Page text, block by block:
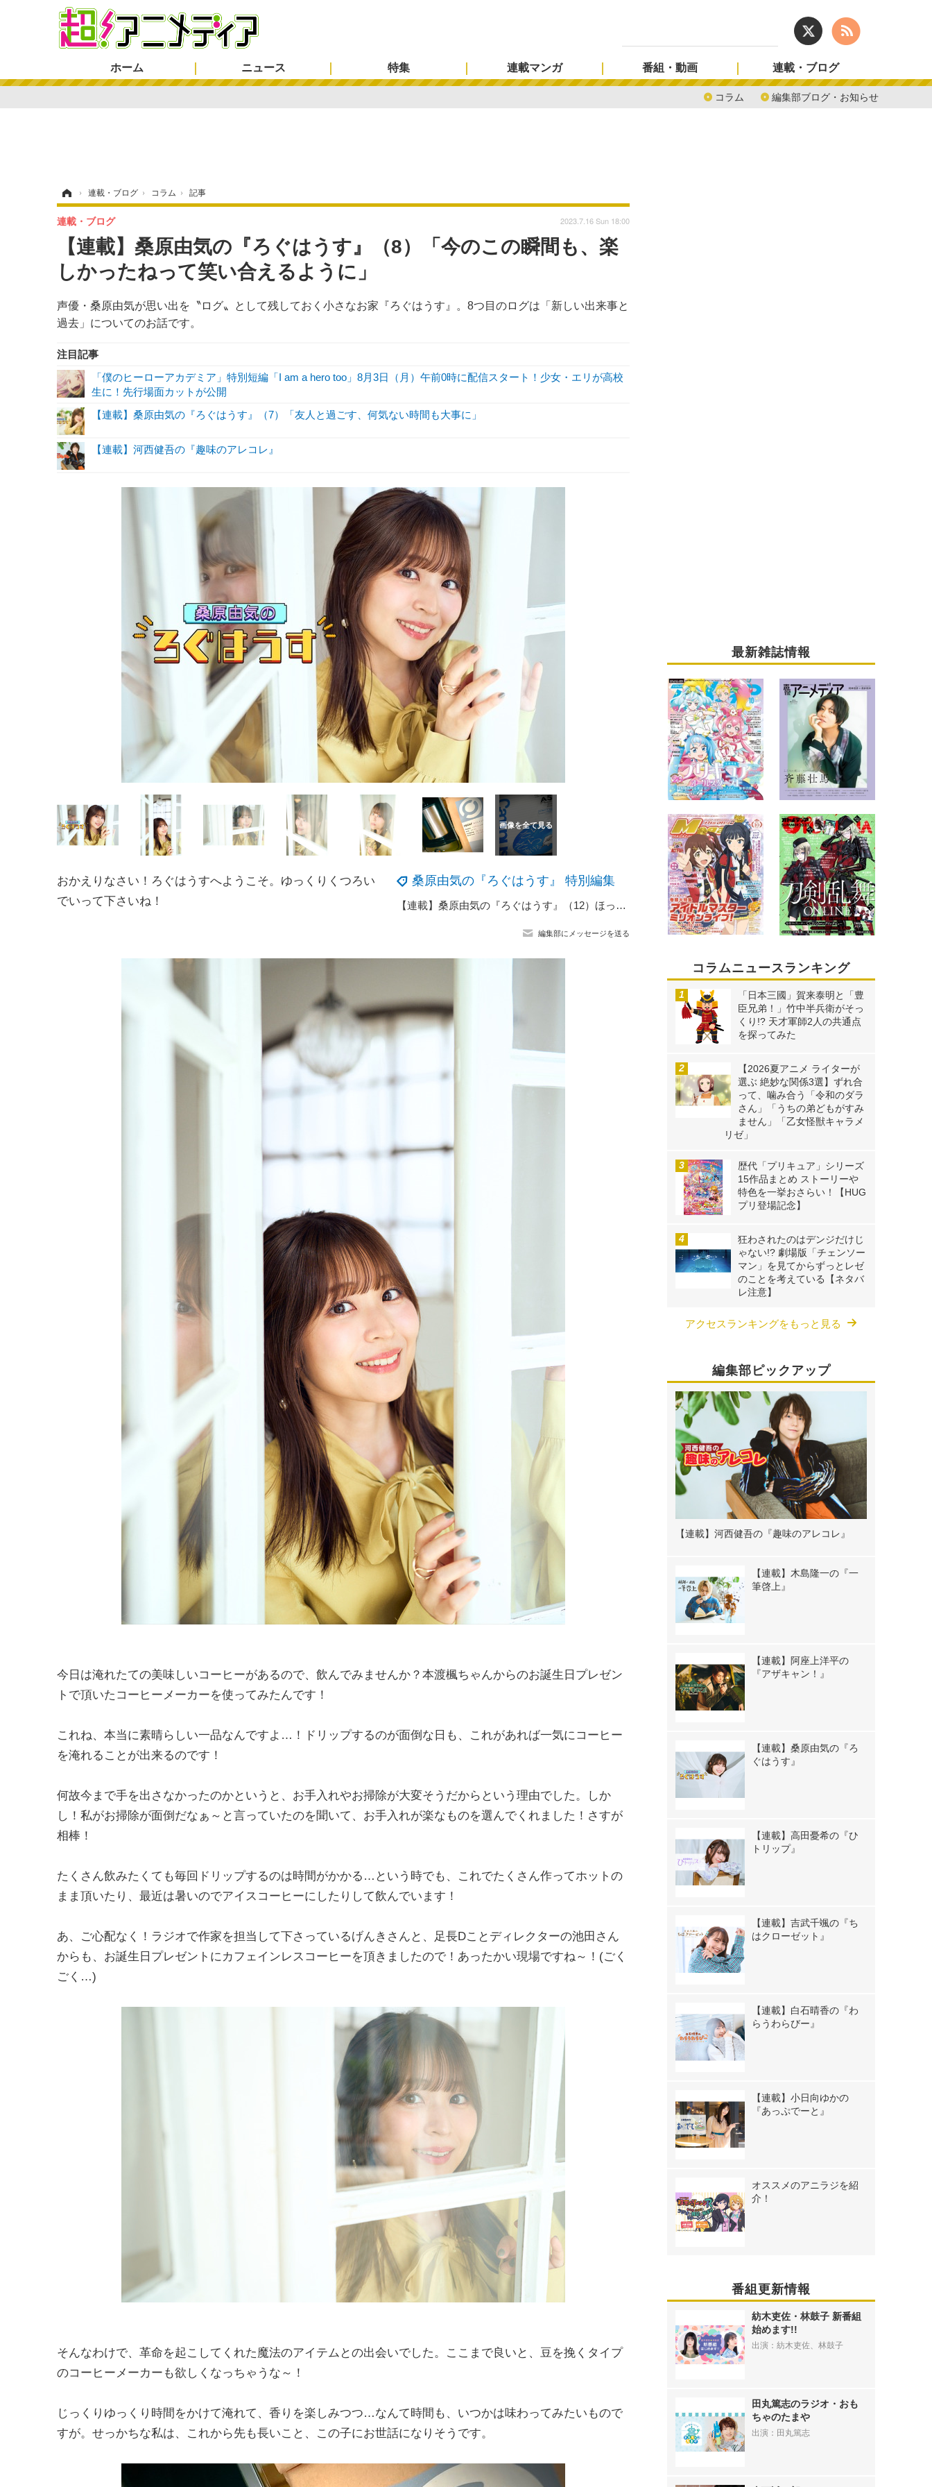
ホーム ニュース 特集 連載マンガ 番組・動画 連載・ブログ
コラム 編集部ブログ・お知らせ
› 連載・ブログ › コラム › 記事
【連載】桑原由気の『ろぐはうす』（8）「今のこの瞬間も、楽
しかったねって笑い合えるように」
声優・桑原由気が思い出を〝ログ〟として残しておく小さなお家『ろぐはうす』。8つ目のログは「新しい出来事と
過去」についてのお話です。
連載・ブログ 2023.7.16 Sun 18:00
注目記事
「僕のヒーローアカデミア」特別短編「I am a hero too」8月3日（月）午前0時に配信スタート！少女・エリが高校
生に！先行場面カットが公開
【連載】桑原由気の『ろぐはうす』（7）「友人と過ごす、何気ない時間も大事に」
【連載】河西健吾の『趣味のアレコレ』
桑原由気の『ろぐはうす』 特別編集
【連載】桑原由気の『ろぐはうす』（12）ほっとひと息つける場所
編集部にメッセージを送る
おかえりなさい！ろぐはうすへようこそ。ゆっくりくつろい
でいって下さいね！
今日は淹れたての美味しいコーヒーがあるので、飲んでみませんか？本渡楓ちゃんからのお誕生日プレゼン
トで頂いたコーヒーメーカーを使ってみたんです！
これね、本当に素晴らしい一品なんですよ…！ドリップするのが面倒な日も、これがあれば一気にコーヒー
を淹れることが出来るのです！
何故今まで手を出さなかったのかというと、お手入れやお掃除が大変そうだからという理由でした。しか
し！私がお掃除が面倒だなぁ～と言っていたのを聞いて、お手入れが楽なものを選んでくれました！さすが
相棒！
たくさん飲みたくても毎回ドリップするのは時間がかかる…という時でも、これでたくさん作ってホットの
まま頂いたり、最近は暑いのでアイスコーヒーにしたりして飲んでいます！
あ、ご心配なく！ラジオで作家を担当して下さっているげんきさんと、足長Dことディレクターの池田さん
からも、お誕生日プレゼントにカフェインレスコーヒーを頂きましたので！あったかい現場ですね～！(ごく
ごく…)
そんなわけで、革命を起こしてくれた魔法のアイテムとの出会いでした。ここまで良いと、豆を挽くタイプ
のコーヒーメーカーも欲しくなっちゃうな～！
じっくりゆっくり時間をかけて淹れて、香りを楽しみつつ…なんて時間も、いつかは味わってみたいもので
すが。せっかちな私は、これから先も長いこと、この子にお世話になりそうです。
最新雑誌情報
コラムニュースランキング
「日本三國」賀来泰明と「豊
臣兄弟！」竹中半兵衛がそっ
くり!? 天才軍師2人の共通点
を探ってみた
【2026夏アニメ ライターが
選ぶ 絶妙な関係3選】ずれ合
って、噛み合う「令和のダラ
さん」「うちの弟どもがすみ
ません」「乙女怪獣キャラメ
リゼ」
歴代「プリキュア」シリーズ
15作品まとめ ストーリーや
特色を一挙おさらい！【HUG
プリ登場記念】
狂わされたのはデンジだけじ
ゃない!? 劇場版「チェンソー
マン」を見てからずっとレゼ
のことを考えている【ネタバ
レ注意】
アクセスランキングをもっと見る
編集部ピックアップ
【連載】河西健吾の『趣味のアレコレ』
【連載】木島隆一の『一
筆啓上』
【連載】阿座上洋平の
『アザキャン！』
【連載】桑原由気の『ろ
ぐはうす』
【連載】高田憂希の『ひ
トリップ』
【連載】吉武千颯の『ち
はクローゼット』
【連載】白石晴香の『わ
らうわらびー』
【連載】小日向ゆかの
『あっぷでーと』
オススメのアニラジを紹
介！
番組更新情報
紡木吏佐・林鼓子 新番組
始めます!!
出演：紡木吏佐、林鼓子
田丸篤志のラジオ・おも
ちゃのたまや
出演：田丸篤志